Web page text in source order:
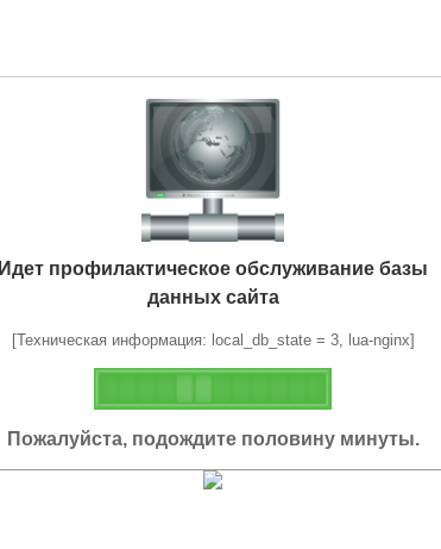
Идет профилактическое обслуживание базы
данных сайта
[Техническая информация: local_db_state = 3, lua-nginx]
Пожалуйста, подождите половину минуты.